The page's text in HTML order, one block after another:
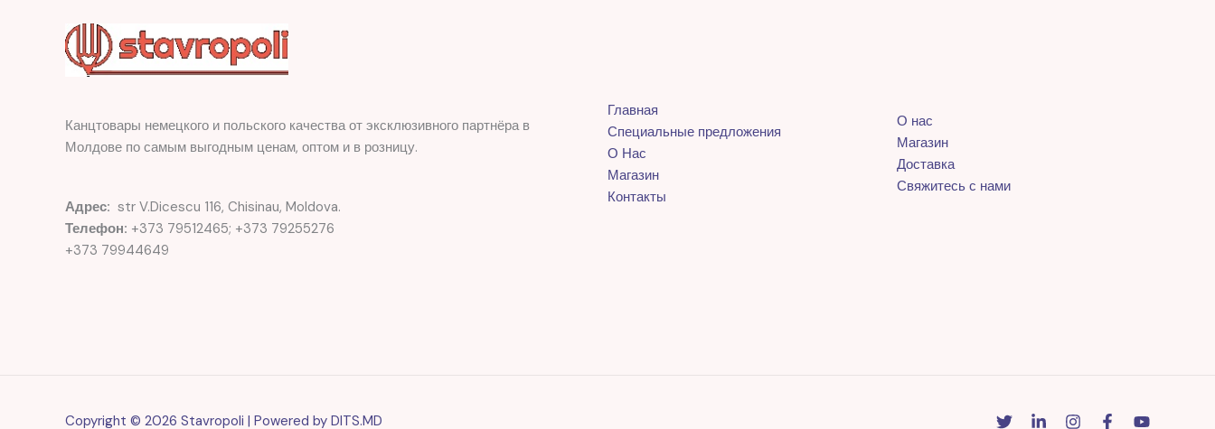
Канцтовары немецкого и польского качества от эксклюзивного партнёра в
Молдове по самым выгодным ценам, оптом и в розницу.
Адрес: str V.Dicescu 116, Chisinau, Moldova.
Телефон: +373 79512465; +373 79255276
+373 79944649
Главная
Специальные предложения
О Нас
Магазин
Контакты
О нас
Магазин
Доставка
Свяжитесь с нами
Copyright © 2026 Stavropoli | Powered by DITS.MD